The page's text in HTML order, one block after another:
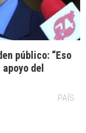
público: “Eso
del
PAÍS